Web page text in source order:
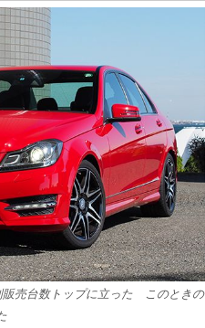
売台数トップに立った このときの